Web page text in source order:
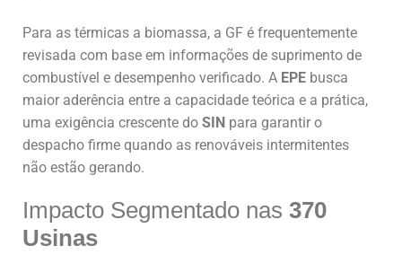
Para as térmicas a biomassa, a GF é frequentemente
revisada com base em informações de suprimento de
combustível e desempenho verificado. A EPE busca
maior aderência entre a capacidade teórica e a prática,
uma exigência crescente do SIN para garantir o
despacho firme quando as renováveis intermitentes
não estão gerando.
Impacto Segmentado nas 370
Usinas